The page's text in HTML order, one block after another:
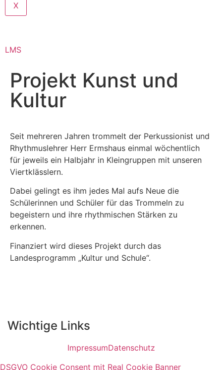
X
LMS
Projekt Kunst und
Kultur
Seit mehreren Jahren trommelt der Perkussionist und
Rhythmuslehrer Herr Ermshaus einmal wöchentlich
für jeweils ein Halbjahr in Kleingruppen mit unseren
Viertklässlern.
Dabei gelingt es ihm jedes Mal aufs Neue die
Schülerinnen und Schüler für das Trommeln zu
begeistern und ihre rhythmischen Stärken zu
erkennen.
Finanziert wird dieses Projekt durch das
Landesprogramm „Kultur und Schule“.
Wichtige Links
ImpressumDatenschutz
DSGVO Cookie Consent mit Real Cookie Banner